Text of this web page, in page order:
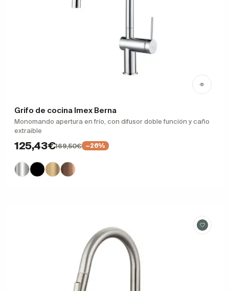
Grifo de cocina Imex Berna
Monomando apertura en frío, con difusor doble función y caño
extraible
125,43€169,50€ −26%